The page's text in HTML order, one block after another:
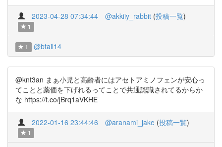
2023-04-28 07:34:44 @akkiiy_rabbit (投稿一覧)
1
1 @btail14
@knt3an まぁ小児と高齢者にはアセトアミノフェンが安心っ
てことと薬価を下げれるってことで共通認識されてるからか
な https://t.co/jBrq1aVKHE
2022-01-16 23:44:46 @aranami_jake (投稿一覧)
1